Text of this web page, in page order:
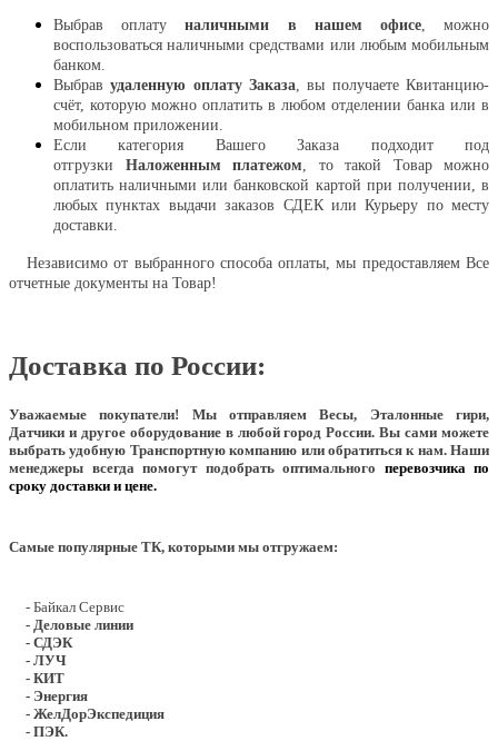
Выбрав оплатуналичными в нашем офисе, можно
воспользоваться наличными средствами или любым мобильным
банком.
Выбравудаленную оплату Заказа , вы получаете Квитанцию-
счёт, которую можно оплатить в любом отделении банка или в
мобильном приложении.
Если категория Вашего Заказа подходит под
отгрузки Наложенным платежом , то такой Товар можно
оплатить наличными или банковской картой при получении, в
любых пунктах выдачи заказов СДЕК или Курьеру по месту
доставки.
Независимо от выбранного способа оплаты, мы предоставляем Все
отчетные документы на Товар!
Доставка по России:
Уважаемые покупатели! Мы отправляем Весы, Эталонные гири,
Датчики и другое оборудование в любой город России. Вы сами можете
выбрать удобную Транспортную компанию или обратиться к нам. Наши
менеджеры всегда помогут подобрать оптимального перевозчика по
сроку доставки и цене.
Самые популярные ТК, которыми мы отгружаем:
- Байкал Сервис
- Деловые линии
- СДЭК
- ЛУЧ
- КИТ
- Энергия
- ЖелДорЭкспедиция
- ПЭК.